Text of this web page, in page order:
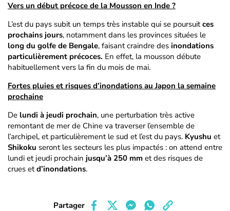
Vers un début précoce de la Mousson en Inde ?
L’est du pays subit un temps très instable qui se poursuitces
prochains jours, notamment dans les provinces situées le
long du golfe de Bengale, faisant craindre des inondations
particulièrement précoces. En effet, la mousson débute
habituellement vers la fin du mois de mai.
Fortes pluies et risques d’inondations au Japon la semaine
prochaine
De lundi à jeudi prochain, une perturbation très active
remontant de mer de Chine va traverser l’ensemble de
l’archipel, et particulièrement le sud et l’est du pays. Kyushu et
Shikoku seront les secteurs les plus impactés : on attend entre
lundi et jeudi prochain jusqu’à 250 mm et des risques de
crues etd’inondations.
Partager